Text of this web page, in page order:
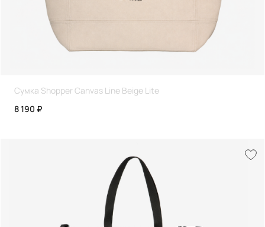
Сумка Shopper Canvas Line Beige Lite
8 190 ₽